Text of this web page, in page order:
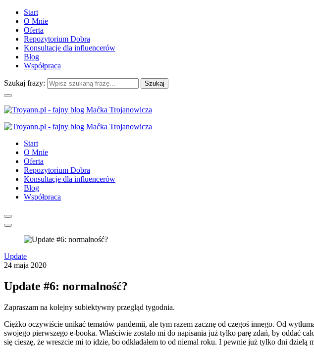
Start
O Mnie
Oferta
Repozytorium Dobra
Konsultacje dla influencerów
Blog
Współpraca
Szukaj frazy:
Start
O Mnie
Oferta
Repozytorium Dobra
Konsultacje dla influencerów
Blog
Współpraca
Update
24 maja 2020
Update #6: normalność?
Zapraszam na kolejny subiektywny przegląd tygodnia.
Ciężko oczywiście unikać tematów pandemii, ale tym razem zacznę od czegoś innego. Od
swojego pierwszego e-booka. Właściwie zostało mi do napisania już tylko parę zdań, by oddać
się cieszę, że wreszcie mi to idzie, bo odkładałem to od niemal roku. I pewnie już tylko dni